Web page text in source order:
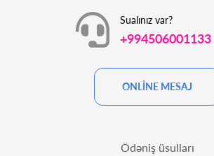
Sualınız var?
+994506001133
ONLİNE MESAJ
Ödəniş üsulları